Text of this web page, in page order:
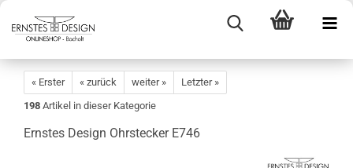
« Erster « zurück weiter »
Letzter »
198 Artikel in dieser Kategorie
Ernstes Design Ohrstecker E746